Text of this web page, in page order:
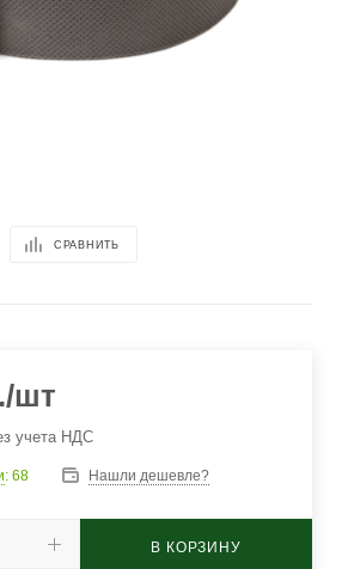
СРАВНИТЬ
/шт
учета НДС
: 68 Нашли дешевле?
В КОРЗИНУ